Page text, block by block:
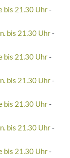
bis 21.30 Uhr-
bis 21.30 Uhr-
bis 21.30 Uhr-
bis 21.30 Uhr-
bis 21.30 Uhr-
bis 21.30 Uhr-
bis 21.30 Uhr-